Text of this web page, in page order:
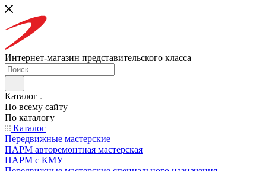
Интернет-магазин представительского класса
Каталог
По всему сайту
По каталогу
Каталог
Передвижные мастерские
ПАРМ авторемонтная мастерская
ПАРМ с КМУ